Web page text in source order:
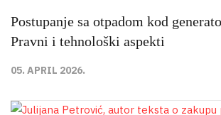
Postupanje sa otpadom kod
Pravni i tehnološki aspekti
05. APRIL 2026.